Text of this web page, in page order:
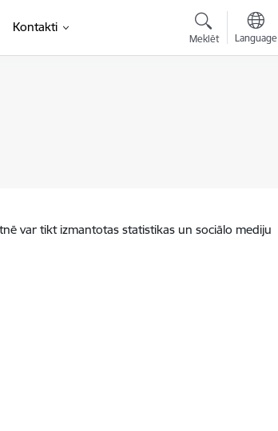
Kontakti
Meklēt Language
var tikt izmantotas statistikas un sociālo mediju